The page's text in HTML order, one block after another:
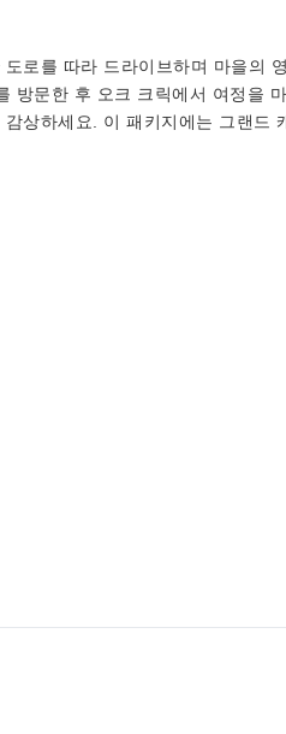
로를 따라 드라이브하며 마을의
방문한 후 오크 크릭에서 여정을
상하세요. 이 패키지에는 그랜드